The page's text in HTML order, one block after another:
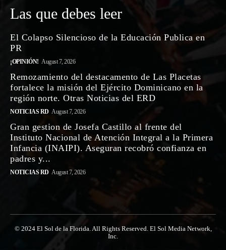
Las que debes leer
El Colapso Silencioso de la Educación Publica en
PR
¡OPINIÓN! August 7, 2026
Remozamiento del destacamento de Las Placetas
fortalece la misión del Ejército Dominicano en la
región norte. Otras Noticias del ERD
NOTICIAS RD August 7, 2026
Gran gestion de Josefa Castillo al frente del
Instituto Nacional de Atención Integral a la Primera
Infancia (INAIPI). Aseguran recobró confianza en
padres y...
NOTICIAS RD August 7, 2026
© 2024 El Sol de la Florida. All Rights Reserved. El Sol Media Network,
Inc.